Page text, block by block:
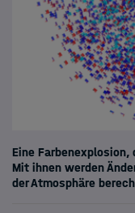
Eine
Mit ihnen werden
der Atmosphäre